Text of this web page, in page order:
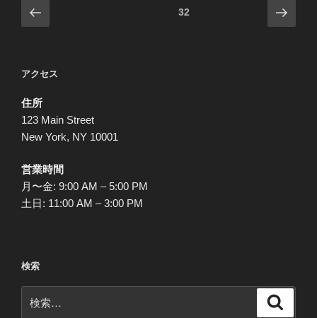
投
稿
ペ
ジ
送
前
の
ジ
固定ページ32
次
の
アクセス
住所
123 Main Street
New York, NY 10001
営業時間
月〜金: 9:00 AM – 5:00 PM
土日: 11:00 AM – 3:00 PM
検索
索: